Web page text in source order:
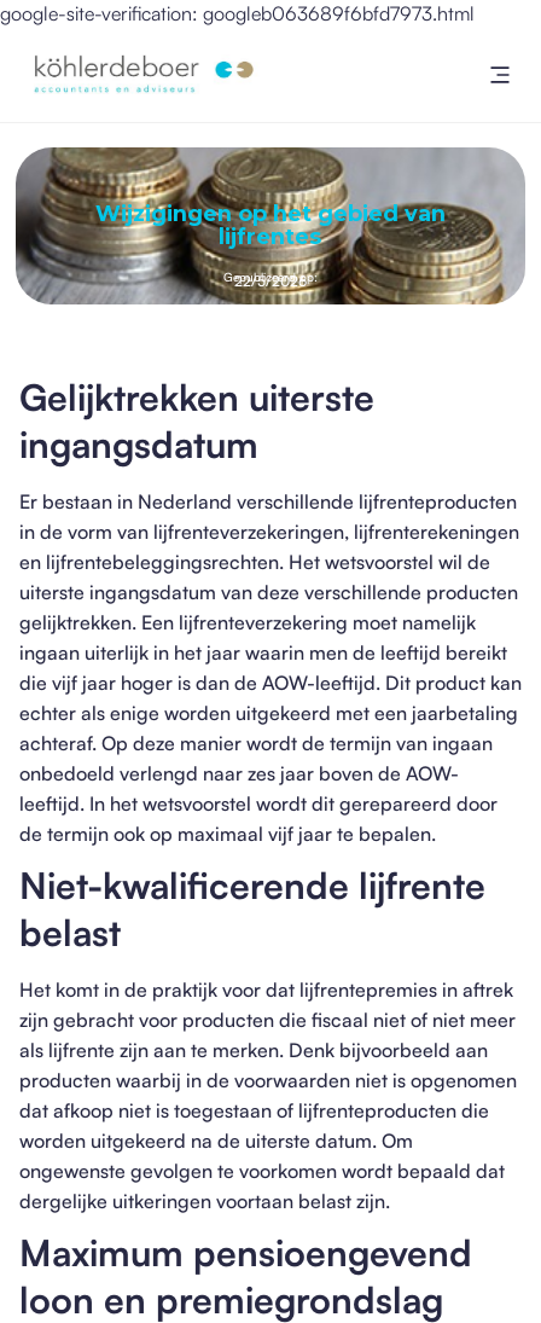
google-site-verification: googleb063689f6bfd7973.html
Wijzigingen op het gebied van
lijfrentes
Gepubliceerd op:
22/5/2026
Gelijktrekken uiterste
ingangsdatum
Er bestaan in Nederland verschillende lijfrenteproducten
in de vorm van lijfrenteverzekeringen, lijfrenterekeningen
en lijfrentebeleggingsrechten. Het wetsvoorstel wil de
uiterste ingangsdatum van deze verschillende producten
gelijktrekken. Een lijfrenteverzekering moet namelijk
ingaan uiterlijk in het jaar waarin men de leeftijd bereikt
die vijf jaar hoger is dan de AOW-leeftijd. Dit product kan
echter als enige worden uitgekeerd met een jaarbetaling
achteraf. Op deze manier wordt de termijn van ingaan
onbedoeld verlengd naar zes jaar boven de AOW-
leeftijd. In het wetsvoorstel wordt dit gerepareerd door
de termijn ook op maximaal vijf jaar te bepalen.
Niet-kwalificerende lijfrente
belast
Het komt in de praktijk voor dat lijfrentepremies in aftrek
zijn gebracht voor producten die fiscaal niet of niet meer
als lijfrente zijn aan te merken. Denk bijvoorbeeld aan
producten waarbij in de voorwaarden niet is opgenomen
dat afkoop niet is toegestaan of lijfrenteproducten die
worden uitgekeerd na de uiterste datum. Om
ongewenste gevolgen te voorkomen wordt bepaald dat
dergelijke uitkeringen voortaan belast zijn.
Maximum pensioengevend
loon en premiegrondslag